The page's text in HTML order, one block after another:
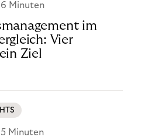
6 Minuten
im
Vier
Ziel
5 Minuten